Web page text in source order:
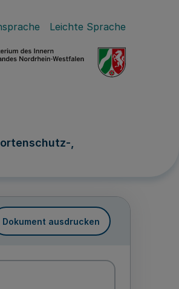
Leichte Sprache
,
Dokument ausdrucken